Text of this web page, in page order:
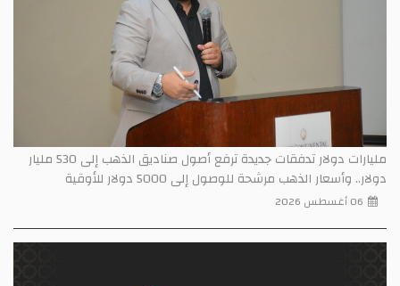
مليارات دولار تدفقات جديدة ترفع أصول صناديق الذهب إلى 530 مليار
دولار.. وأسعار الذهب مرشحة للوصول إلى 5000 دولار للأوقية
06 أغسطس 2026